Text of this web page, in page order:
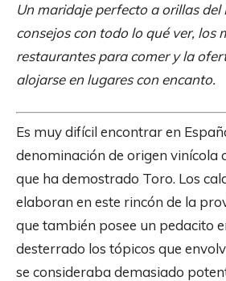
Un maridaje perfecto a orillas del
consejos con todo lo qué ver, los
restaurantes para comer y la
alojarse en lugares con encanto.
Es muy difícil encontrar en
denominación de origen vinícola
que ha demostrado Toro. Los
elaboran en este rincón de la
que también posee un pedacito
desterrado los tópicos que
se consideraba demasiado